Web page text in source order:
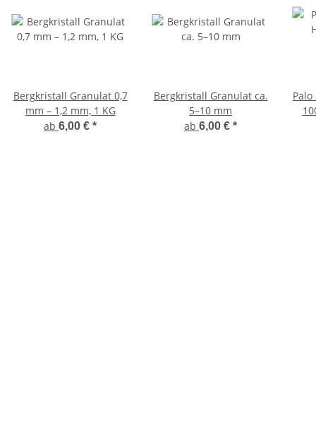
Bergkristall Granulat 0,7
mm – 1,2 mm, 1 KG
ab 6,00 € *
Bergkristall Granulat ca.
5–10 mm
ab 6,00 € *